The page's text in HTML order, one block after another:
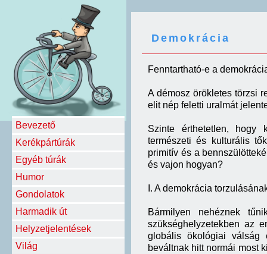
Bevezető
Kerékpártúrák
Egyéb túrák
Humor
Gondolatok
Harmadik út
Helyzetjelentések
Világ
Demokrácia
Fenntartható-e a
A démosz örökletes törzsi
elit nép feletti uralmát
Szinte érthetetlen, hogy
természeti és kulturális
primitív és a
és vajon hogyan?
I. A demokrácia
Bármilyen nehéznek
szükséghelyzetekben az
globális ökológiai válság
beváltnak hitt normái most